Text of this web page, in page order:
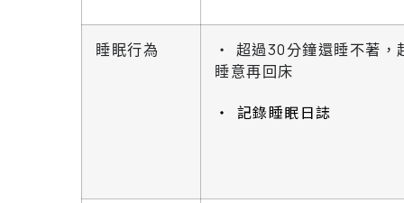
睡眠行為
‧ 超過30分鐘還睡不著，
睡意再回床
‧ 記錄睡眠日誌